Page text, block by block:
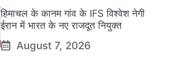
हिमाचल के कानम गांव के IFS विश्वेश नेगी
ईरान में भारत के नए राजदूत नियुक्त
August 7, 2026